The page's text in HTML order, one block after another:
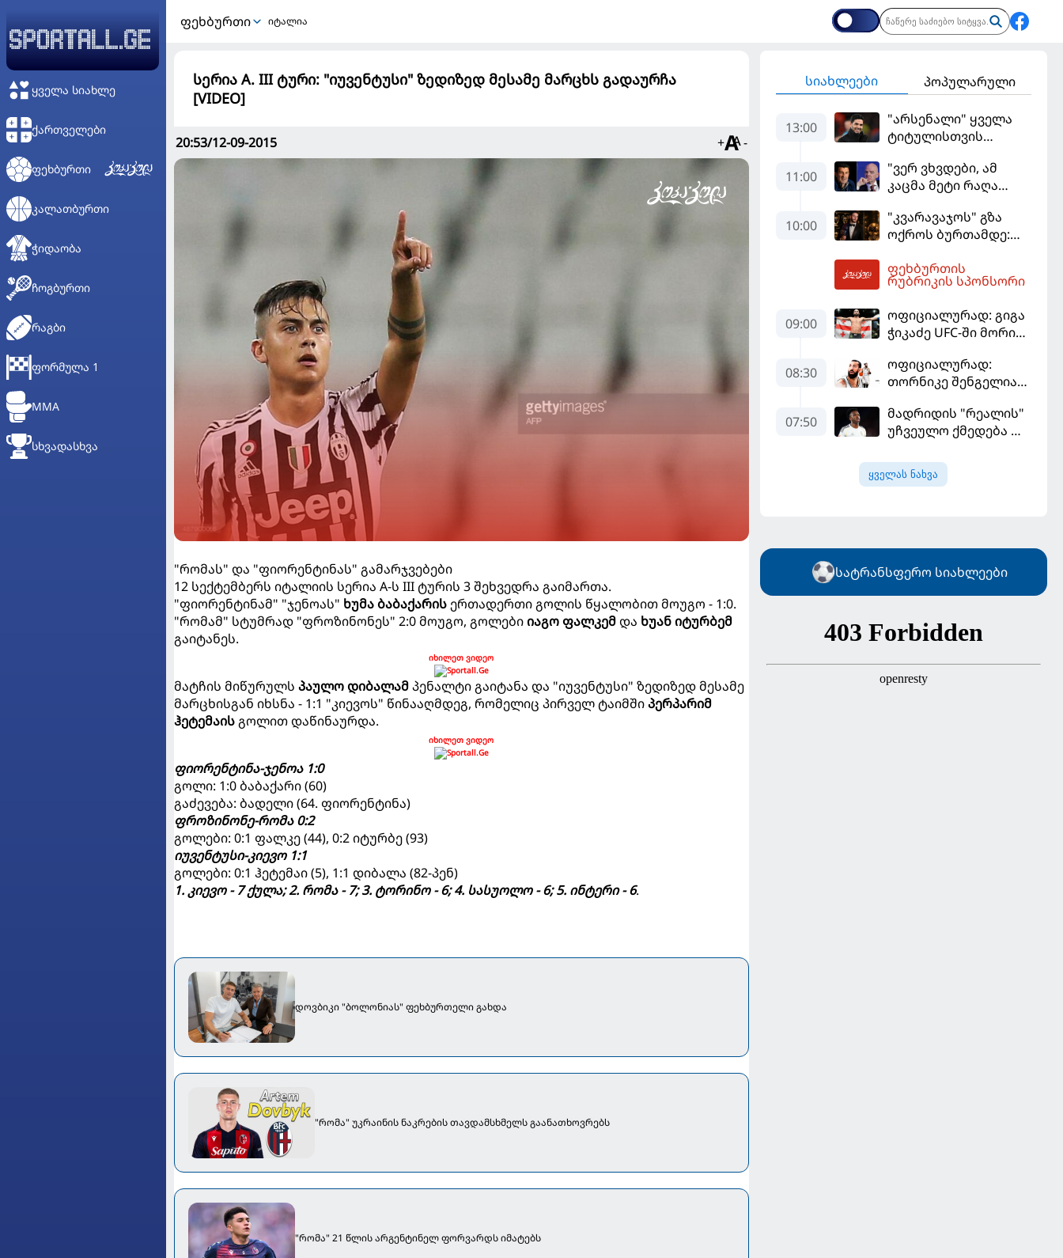
ᲧᲕᲔᲚᲐ ᲡᲘᲐᲮᲚᲔ
ᲥᲐᲠᲗᲕᲔᲚᲔᲑᲘ
ᲤᲔᲮᲑᲣᲠᲗᲘ
ᲙᲐᲚᲐᲗᲑᲣᲠᲗᲘ
ᲭᲘᲓᲐᲝᲑᲐ
ᲩᲝᲒᲑᲣᲠᲗᲘ
ᲠᲐᲒᲑᲘ
ᲤᲝᲠᲛᲣᲚᲐ 1
MMA
ᲡᲮᲕᲐᲓᲐᲡᲮᲕᲐ
ᲤᲔᲮᲑᲣᲠᲗᲘ იტალია
სერია A. III ტური: "იუვენტუსი" ზედიზედ მესამე მარცხს გადაურჩა
[VIDEO]
20:53/12-09-2015 + -
"რომას" და "ფიორენტინას" გამარჯვებები
12 სექტემბერს იტალიის სერია A-ს III ტურის 3 შეხვედრა გაიმართა.
"ფიორენტინამ" "ჯენოას" ხუმა ბაბაქარისერთადერთი გოლის წყალობით მოუგო - 1:0.
"რომამ" სტუმრად "ფროზინონეს" 2:0 მოუგო, გოლებიიაგო ფალკემდა ხუან იტურბემ
გაიტანეს.
იხილეთ ვიდეო
მატჩის მიწურულს პაულო დიბალამპენალტი გაიტანა და "იუვენტუსი" ზედიზედ მესამე
მარცხისგან იხსნა - 1:1 "კიევოს" წინააღმდეგ, რომელიც პირველ ტაიმშიპერპარიმ
ჰეტემაისგოლით დაწინაურდა.
იხილეთ ვიდეო
ფიორენტინა-ჯენოა 1:0
გოლი: 1:0 ბაბაქარი (60)
გაძევება: ბადელი (64. ფიორენტინა)
ფროზინონე-რომა 0:2
გოლები: 0:1 ფალკე (44), 0:2 იტურბე (93)
იუვენტუსი-კიევო 1:1
გოლები: 0:1 ჰეტემაი (5), 1:1 დიბალა (82-პენ)
1. კიევო - 7 ქულა; 2. რომა - 7; 3. ტორინო - 6; 4. სასუოლო - 6; 5. ინტერი - 6.
დოვბიკი "ბოლონიას" ფეხბურთელი გახდა
"რომა" უკრაინის ნაკრების თავდამსხმელს გაანათხოვრებს
"რომა" 21 წლის არგენტინელ ფორვარდს იმატებს
სიახლეები პოპულარული
13:00
"არსენალი" ყველა
ტიტულისთვის
დინასტიის შექმნა
გვსურს" - მიკელ
11:00
"ვერ ვხვდები, ამ
კაცმა მეტი რაღა
ფიგუ ინფანტინოს
გადადგომას
10:00
"კვარავაჯოს" გზა
ოქროს ბურთამდე:
ქართული ზღაპარი
ფეხბურთის
რუბრიკის სპონსორი
09:00
ოფიციალურად: გიგა
ჭიკაძე UFC-ში მორიგ
სექტემბერში
გამართავს
08:30
ოფიციალურად:
თორნიკე შენგელია
კალათბურთელია
07:50
მადრიდის "რეალის"
უჩვეულო ქმედება და
ვინისიუსის
მომავალი გადაწყდა
ყველას ნახვა
სატრანსფერო სიახლეები